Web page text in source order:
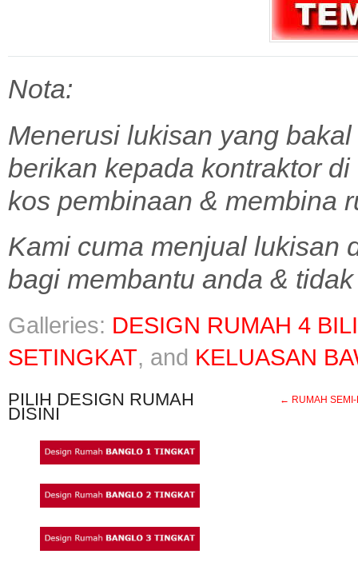
Nota:
Menerusi lukisan yang
berikan kepada kontraktor
kos pembinaan & membina
Kami cuma menjual lukisan
bagi membantu anda &
Galleries: DESIGN RUMAH 4
SETINGKAT, and KELUASAN
← RUMAH
PILIH DESIGN RUMAH
DISINI